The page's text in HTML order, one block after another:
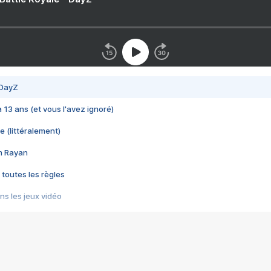
13 ans (et vous l'avez ignoré)
(littéralement)
Rayan
toutes les règles
les jeux vidéo